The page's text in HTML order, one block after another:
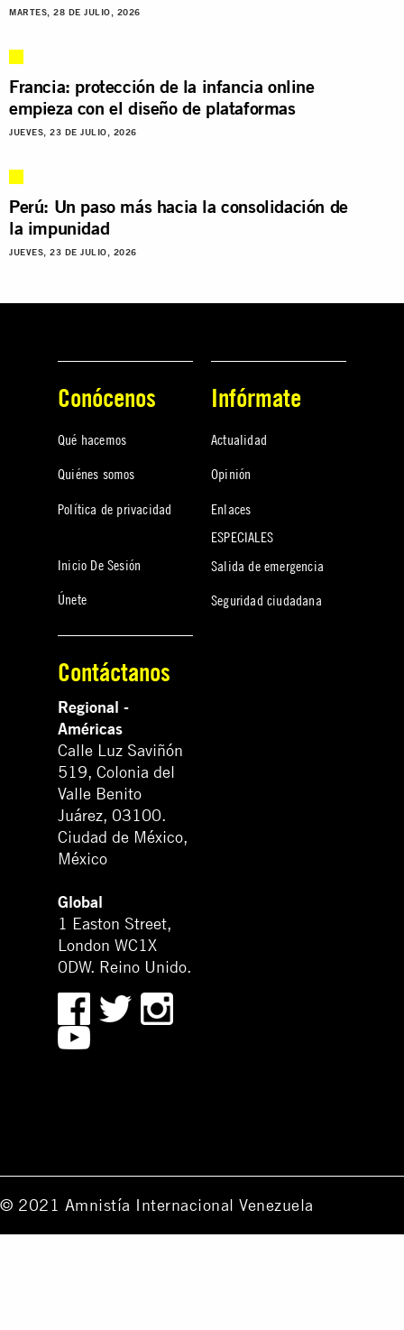
MARTES, 28 DE JULIO, 2026
Francia: protección de la infancia online
empieza con el diseño de plataformas
JUEVES, 23 DE JULIO, 2026
Perú: Un paso más hacia la consolidación de
la impunidad
JUEVES, 23 DE JULIO, 2026
Conócenos
Qué hacemos
Quiénes somos
Política de privacidad
Inicio De Sesión
Únete
Infórmate
Actualidad
Opinión
Enlaces
ESPECIALES
Salida de emergencia
Seguridad ciudadana
Contáctanos
Regional -
Américas
Calle Luz Saviñón
519, Colonia del
Valle Benito
Juárez, 03100.
Ciudad de México,
México
Global
1 Easton Street,
London WC1X
0DW. Reino Unido.
© 2021 Amnistía Internacional Venezuela